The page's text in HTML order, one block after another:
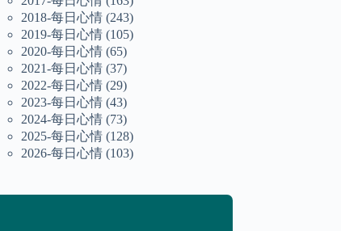
2018-每日心情 (243)
2019-每日心情 (105)
2020-每日心情 (65)
2021-每日心情 (37)
2022-每日心情 (29)
2023-每日心情 (43)
2024-每日心情 (73)
2025-每日心情 (128)
2026-每日心情 (103)